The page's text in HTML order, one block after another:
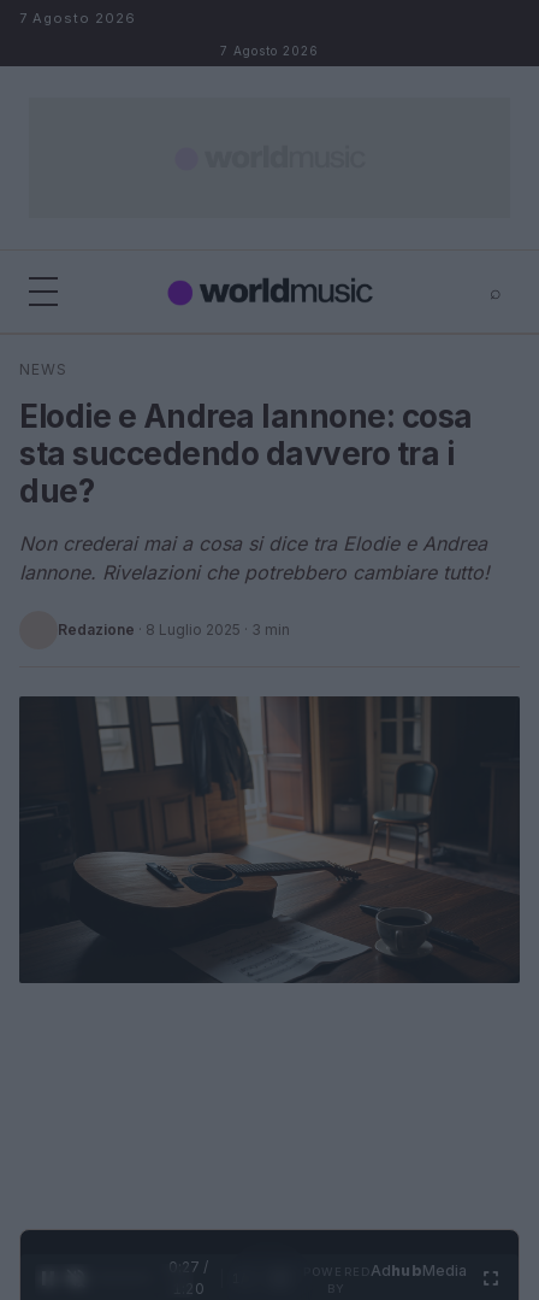
Salta al contenuto
7 Agosto 2026
7 Agosto 2026
⌕
Cerca
NEWS
Elodie e Andrea Iannone: cosa
sta succedendo davvero tra i
due?
Non crederai mai a cosa si dice tra Elodie e Andrea
Iannone. Rivelazioni che potrebbero cambiare tutto!
Redazione · 8 Luglio 2025 · 3 min
0:28 /
1:20
AdhubMedia